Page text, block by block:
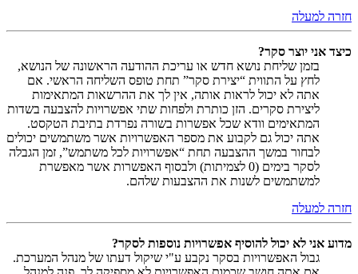
חזרה למעלה
כיצד אני יוצר סקר?
בזמן שליחת נושא חדש או עריכת ההודעה הראשונה של הנושא,
לחץ על התווית “יצירת סקר” תחת טופס השליחה הראשי. אם
אתה לא יכול לראות אותה, אין לך את ההרשאות המתאימות
ליצירת סקרים. הזן כותרת ולפחות שתי אפשרויות להצבעה בשדות
המתאימים וודא שכל אפשרות בשורה נפרדת בתיבת הטקסט.
אתה יכול גם לקבוע את מספר האפשרויות אשר משתמשים יכולים
לבחור במשך ההצבעה תחת “אפשרויות לכל משתמש”, זמן הגבלה
לסקר בימים (0 לצמיתות) ולבסוף האפשרות אשר מאפשרת
למשתמשים לשנות את ההצבעות שלהם.
חזרה למעלה
מדוע אני לא יכול להוסיף אפשרויות נוספות לסקר?
גבול האפשרויות בסקר נקבע ע"י שיקול דעתו של מנהל המערכת.